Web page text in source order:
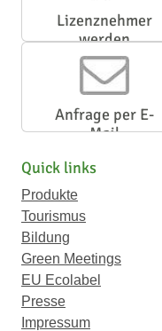
Lizenznehmer
werden
Anfrage per E-
Mail
Quick links
Produkte
Tourismus
Bildung
Green Meetings
EU Ecolabel
Presse
Impressum